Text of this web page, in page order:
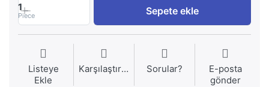
1
Piece Sepete ekle
Listeye
Ekle
Karşılaştırma Sorular?
E-posta
gönder